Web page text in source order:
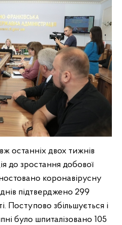
останніх двох тижнів
до зростання добової
коронавірусну
підтверджено 299
Поступово збільшується і
було шпиталізовано 105